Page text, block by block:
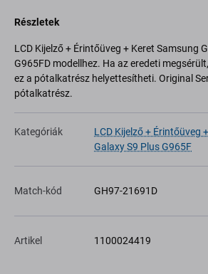
Részletek
LCD Kijelző + Érintőüveg + Keret Samsung
G965FD modellhez. Ha az eredeti
ez a pótalkatrész helyettesítheti. Original
pótalkatrész.
Kategóriák LCD Kijelző + Érintőüveg
Galaxy S9 Plus G965F
Match-kód GH97-21691D
Artikel 1100024419